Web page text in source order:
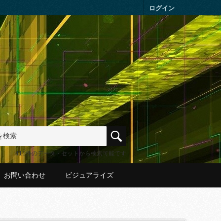
ログイン
411件のデータ・セットから検索可能です
お問い合わせ ビジュアライズ